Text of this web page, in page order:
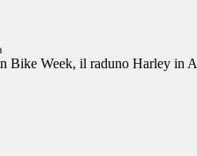
Bike Week, il raduno Harley in